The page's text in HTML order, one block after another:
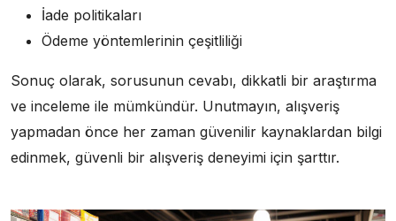
İade politikaları
Ödeme yöntemlerinin çeşitliliği
Sonuç olarak, sorusunun cevabı, dikkatli bir araştırma
ve inceleme ile mümkündür. Unutmayın, alışveriş
yapmadan önce her zaman güvenilir kaynaklardan bilgi
edinmek, güvenli bir alışveriş deneyimi için şarttır.